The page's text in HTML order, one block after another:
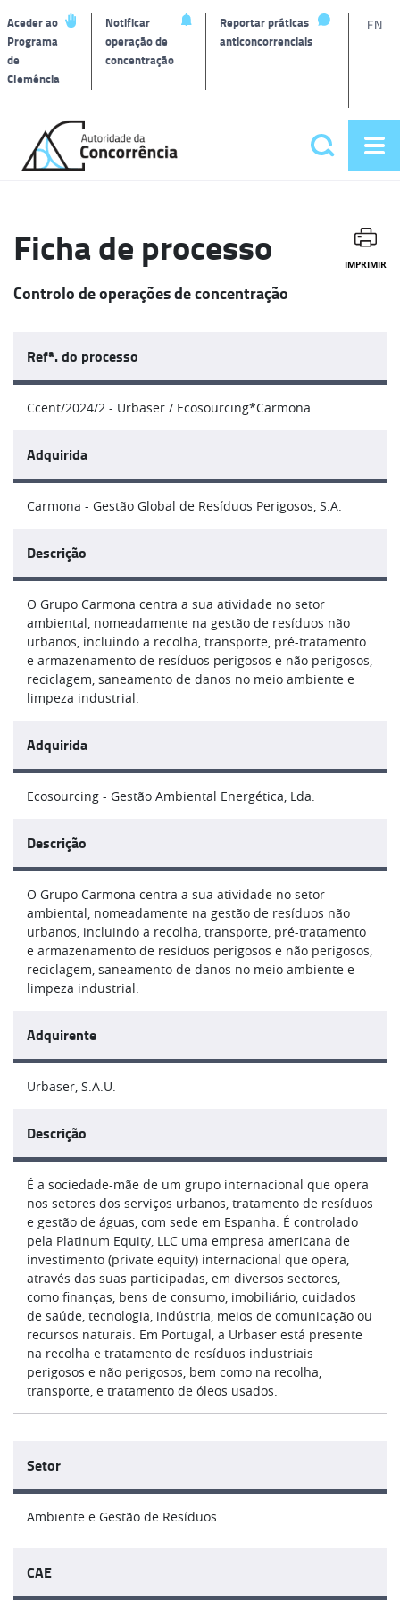
Aceder ao
Programa
de
Clemência
Notificar
operação de
concentração
Reportar práticas
anticoncorrenciais
EN
Página
inicial
Pesquisar
Ficha de processo IMPRIMIR
Controlo de operações de concentração
Refª. do processo
Ccent/2024/2 - Urbaser / Ecosourcing*Carmona
Adquirida
Carmona - Gestão Global de Resíduos Perigosos, S.A.
Descrição
O Grupo Carmona centra a sua atividade no setor
ambiental, nomeadamente na gestão de resíduos não
urbanos, incluindo a recolha, transporte, pré-tratamento
e armazenamento de resíduos perigosos e não perigosos,
reciclagem, saneamento de danos no meio ambiente e
limpeza industrial.
Adquirida
Ecosourcing - Gestão Ambiental Energética, Lda.
Descrição
O Grupo Carmona centra a sua atividade no setor
ambiental, nomeadamente na gestão de resíduos não
urbanos, incluindo a recolha, transporte, pré-tratamento
e armazenamento de resíduos perigosos e não perigosos,
reciclagem, saneamento de danos no meio ambiente e
limpeza industrial.
Adquirente
Urbaser, S.A.U.
Descrição
É a sociedade-mãe de um grupo internacional que opera
nos setores dos serviços urbanos, tratamento de resíduos
e gestão de águas, com sede em Espanha. É controlado
pela Platinum Equity, LLC uma empresa americana de
investimento (private equity) internacional que opera,
através das suas participadas, em diversos sectores,
como finanças, bens de consumo, imobiliário, cuidados
de saúde, tecnologia, indústria, meios de comunicação ou
recursos naturais. Em Portugal, a Urbaser está presente
na recolha e tratamento de resíduos industriais
perigosos e não perigosos, bem como na recolha,
transporte, e tratamento de óleos usados.
Setor
Ambiente e Gestão de Resíduos
CAE